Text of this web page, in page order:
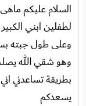
السلام عليكم
وعلى طول جبته
وهو شقي الله
بطريقة تساعدني
يسعدكم